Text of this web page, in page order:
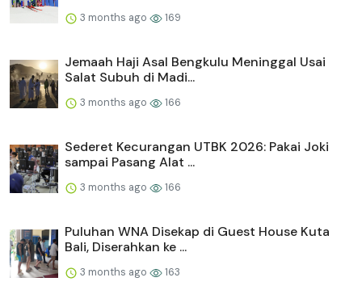
3 months ago 169
Jemaah Haji Asal Bengkulu Meninggal Usai
Salat Subuh di Madi...
3 months ago 166
Sederet Kecurangan UTBK 2026: Pakai Joki
sampai Pasang Alat ...
3 months ago 166
Puluhan WNA Disekap di Guest House Kuta
Bali, Diserahkan ke ...
3 months ago 163